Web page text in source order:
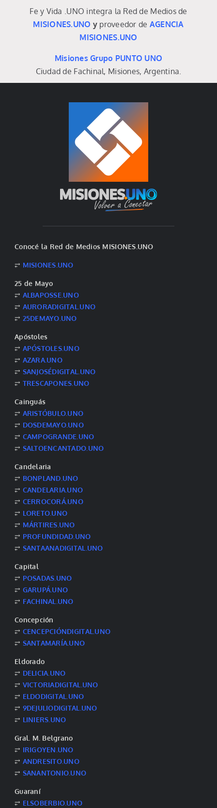
Fe y Vida .UNO integra la Red de Medios de
MISIONES.UNO y proveedor de AGENCIA
MISIONES.UNO
Misiones Grupo PUNTO UNO
Ciudad de Fachinal, Misiones, Argentina.
Conocé la Red de Medios MISIONES.UNO
⥂ MISIONES.UNO
25 de Mayo
⥂ ALBAPOSSE.UNO
⥂ AURORADIGITAL.UNO
⥂ 25DEMAYO.UNO
Apóstoles
⥂ APÓSTOLES.UNO
⥂ AZARA.UNO
⥂ SANJOSÉDIGITAL.UNO
⥂ TRESCAPONES.UNO
Cainguás
⥂ ARISTÓBULO.UNO
⥂ DOSDEMAYO.UNO
⥂ CAMPOGRANDE.UNO
⥂ SALTOENCANTADO.UNO
Candelaria
⥂ BONPLAND.UNO
⥂ CANDELARIA.UNO
⥂ CERROCORÁ.UNO
⥂ LORETO.UNO
⥂ MÁRTIRES.UNO
⥂ PROFUNDIDAD.UNO
⥂ SANTAANADIGITAL.UNO
Capital
⥂ POSADAS.UNO
⥂ GARUPÁ.UNO
⥂ FACHINAL.UNO
Concepción
⥂ CENCEPCIÓNDIGITAL.UNO
⥂ SANTAMARÍA.UNO
Eldorado
⥂ DELICIA.UNO
⥂ VICTORIADIGITAL.UNO
⥂ ELDODIGITAL.UNO
⥂ 9DEJULIODIGITAL.UNO
⥂ LINIERS.UNO
Gral. M. Belgrano
⥂ IRIGOYEN.UNO
⥂ ANDRESITO.UNO
⥂ SANANTONIO.UNO
Guaraní
⥂ ELSOBERBIO.UNO